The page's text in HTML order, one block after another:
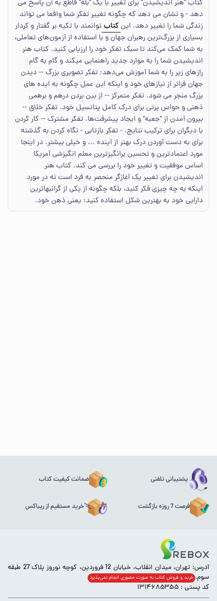
کتاب "هنر اندیشیدن" برای تغییر با یک "بله" قاطع به آن پاسخ می
دهد - و نشان می دهد که چگونه تغییر تفکر شما واقعا می تواند
زندگی شما را تغییر دهد. اینکتابتوانمند با تکیه بر گفتار و کردار
بسیاری از بزرگ‌ترین رهبران جهان و با استفاده از آزمون‌های تعاملی،
به شما کمک می‌کند تا سبک تفکر خود را ارزیابی کنید. کتاب هنر
اندیشیدن شما را به موارد جدید راهنمایی میکند و گام به گام
رازهای زیر را به شما آموزش می‌دهد: تفکر تصویری بزرگ -- دیدن
جهان فراتر از نیازهای خود و اینکه این عمل چگونه به ایده های
بزرگ منجر می شود. تفکر متمرکز -- از بین بردن درهم و برهمی
ذهنی و حواس پرتی برای درک کامل پتانسیل خود. تفکر خلاق --
بیرون آمدن از "جعبه" و ایجاد پیشرفت‌ها. تفکر مشترک -- کار کردن
با دیگران برای ترکیب نتایج. - تفکر بازتابی - نگاه کردن به گذشته
برای به دست آوردن درک بهتر از آینده ... و خیلی بیشتر. در اینجا
مورد اعتمادترین و تحسین برانگیزترین معلم انگیزشی آمریکا
اساس موفقیت و تغییر خود را بررسی می کند. کتاب هنر
اندیشیدن برای تغییر یک آغازگر منحصر به فرد است نه در مورد
اینکه به چه چیزی فکر کنید، بلکه چگونه از یکی از گرانبهاترین
دارایی خود به بهترین شکل استفاده کنید: یعنی ذهن خود.
پشتیبانی تلفنی ضمانت کیفیت کتاب
فرصت 7 روزه بازگشت خرید مستقیم از ریباکس
آدرس: تهران، میدان انقلاب، خیابان 12 فروردین، کوچه نوروز پلاک 27 طبقه
سوم. خرید و فروش کتاب به صورت حضوری انجام‌ نمی‌پذیرد
کد پستی : ۱۳۱۴۶۸۵۳۵۵